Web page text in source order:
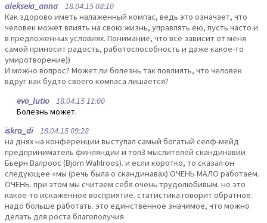
alekseia_anna 18.04.15 08:10
Как здорово иметь налаженный компас, ведь это означает, что
человек может влиять на свою жизнь, управлять ею, пусть часто и
в предложенных условиях. Понимание, что всё зависит от меня
самой приносит радость, работоспособность и даже какое-то
умиротворение))
И можно вопрос? Может ли болезнь так повлиять, что человек
вдруг как будто своего компаса лишается?
evo_lutio18.04.15 11:00
Болезнь может.
iskra_di18.04.15 09:28
на днях на конференции выступал самый богатый селф-мейд
предприниматель финляндии и топ3 мыслителей скандинавии
Бьерн Валроос (Björn Wahlroos). и если коротко, то сказал он
следующее «мы (речь была о скандинавах) ОЧЕНЬ МАЛО работаем.
ОЧЕНЬ. при этом мы считаем себя очень трудолюбивым. но это
какое-то искаженное восприятие. статистика говорит обратное.
надо больше работать. это единственное значимое, что можно
делать для роста благополучия